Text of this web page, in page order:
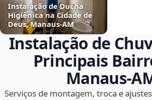
Instalação de Ducha
Higiênica na Cidade de
Deus, Manaus‑AM
Instalação de
Principais
Serviços de montagem, troca e